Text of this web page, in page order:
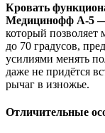
Кровать
Медицинофф A-5
который позволяет
до 70 градусов,
усилиями менять
даже не придётся
рычаг в изножье.
Отличительные